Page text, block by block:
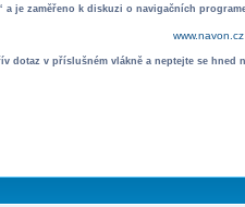
je zaměřeno k diskuzi o navigačních
dotaz v příslušném vlákně a neptejte se hned